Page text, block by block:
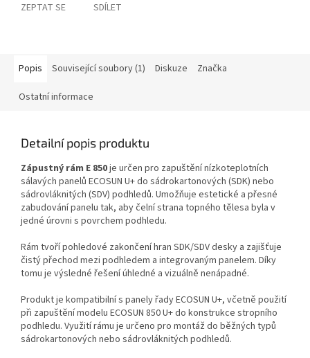
ZEPTAT SE SDÍLET
Popis Související soubory (1) Diskuze Značka
Ostatní informace
Detailní popis produktu
Zápustný rám E 850je určen pro zapuštění nízkoteplotních
sálavých panelů ECOSUN U+ do sádrokartonových (SDK) nebo
sádrovláknitých (SDV) podhledů. Umožňuje estetické a přesné
zabudování panelu tak, aby čelní strana topného tělesa byla v
jedné úrovni s povrchem podhledu.
Rám tvoří pohledové zakončení hran SDK/SDV desky a zajišťuje
čistý přechod mezi podhledem a integrovaným panelem. Díky
tomu je výsledné řešení úhledné a vizuálně nenápadné.
Produkt je kompatibilní s panely řady ECOSUN U+, včetně použití
při zapuštění modelu ECOSUN 850 U+ do konstrukce stropního
podhledu. Využití rámu je určeno pro montáž do běžných typů
sádrokartonových nebo sádrovláknitých podhledů.